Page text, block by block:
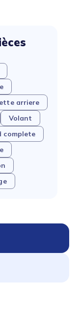
arriere
Volant
complete